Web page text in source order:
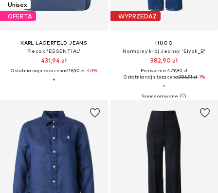
Unisex
OFERTA
KARL LAGERFELD JEANS
Plecak 'ESSENTIAL'
431,94 zł
Ostatnia najniższa cena:719,90 zł-40%
WYPRZEDAŻ
HUGO
Normalny krój Jeansy 'Elyah_B'
382,90 zł
Pierwotnie: 479,90 zł
Ostatnia najniższa cena:386,91 zł-1%